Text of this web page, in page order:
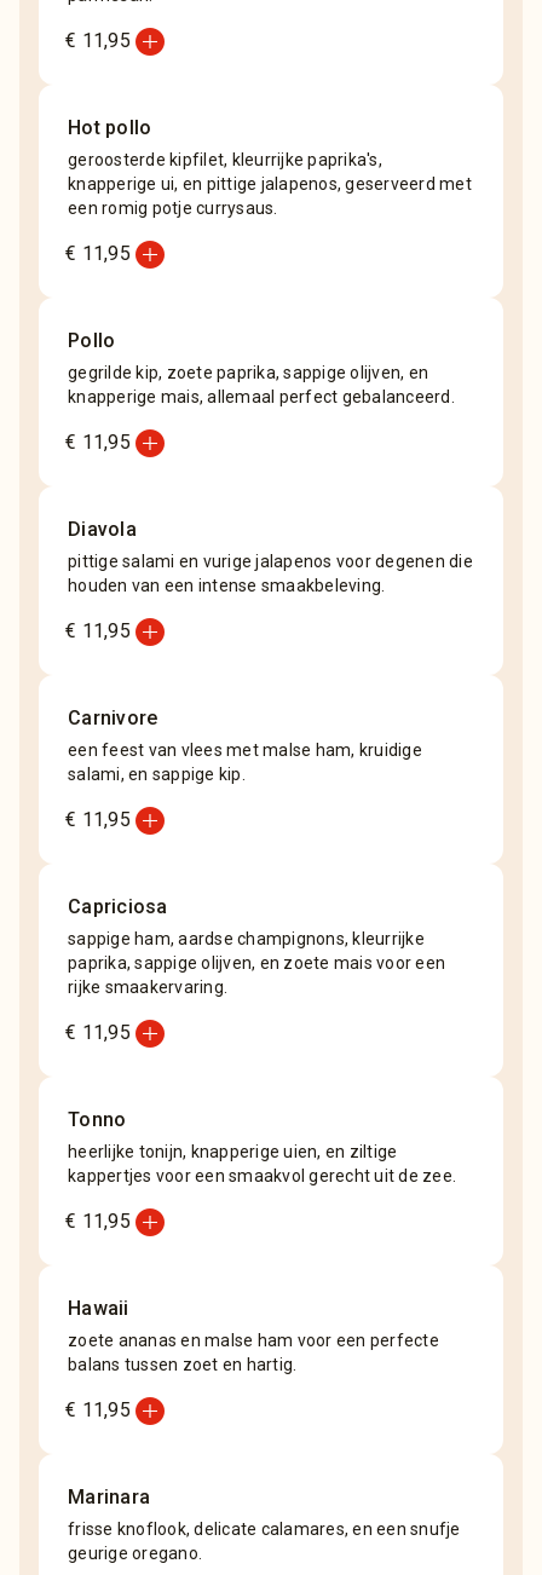
€ 11,95 add_circle
Hot pollo
geroosterde kipfilet, kleurrijke paprika's,
knapperige ui, en pittige jalapenos, geserveerd met
een romig potje currysaus.
€ 11,95 add_circle
Pollo
gegrilde kip, zoete paprika, sappige olijven, en
knapperige mais, allemaal perfect gebalanceerd.
€ 11,95 add_circle
Diavola
pittige salami en vurige jalapenos voor degenen die
houden van een intense smaakbeleving.
€ 11,95 add_circle
Carnivore
een feest van vlees met malse ham, kruidige
salami, en sappige kip.
€ 11,95 add_circle
Capriciosa
sappige ham, aardse champignons, kleurrijke
paprika, sappige olijven, en zoete mais voor een
rijke smaakervaring.
€ 11,95 add_circle
Tonno
heerlijke tonijn, knapperige uien, en ziltige
kappertjes voor een smaakvol gerecht uit de zee.
€ 11,95 add_circle
Hawaii
zoete ananas en malse ham voor een perfecte
balans tussen zoet en hartig.
€ 11,95 add_circle
Marinara
frisse knoflook, delicate calamares, en een snufje
geurige oregano.